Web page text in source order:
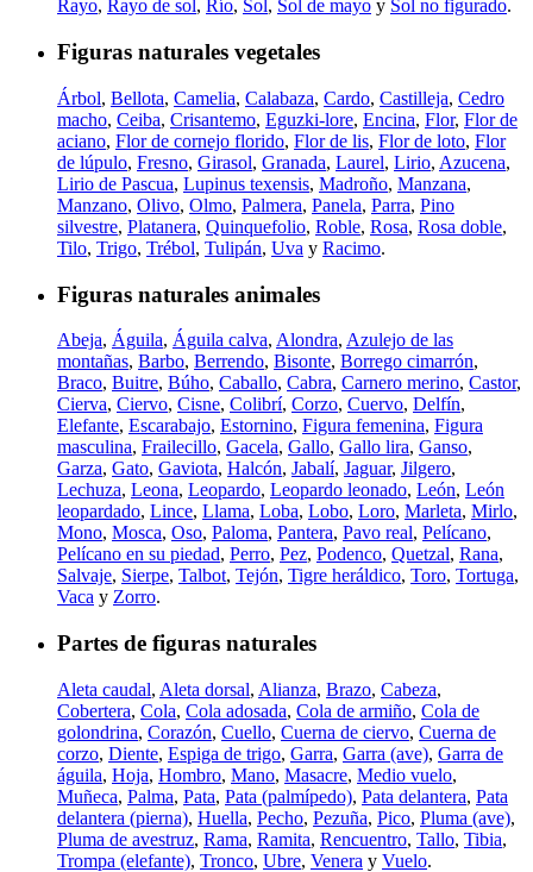
Rayo, Rayo de sol, Río, Sol, Sol de mayo y Sol no figurado.
Figuras naturales vegetales
Árbol, Bellota, Camelia, Calabaza, Cardo, Castilleja, Cedro
macho, Ceiba, Crisantemo, Eguzki-lore, Encina, Flor, Flor de
aciano, Flor de cornejo florido, Flor de lis, Flor de loto, Flor
de lúpulo, Fresno, Girasol, Granada, Laurel, Lirio, Azucena,
Lirio de Pascua, Lupinus texensis, Madroño, Manzana,
Manzano, Olivo, Olmo, Palmera, Panela, Parra, Pino
silvestre, Platanera, Quinquefolio, Roble, Rosa, Rosa doble,
Tilo, Trigo, Trébol, Tulipán, Uva y Racimo.
Figuras naturales animales
Abeja, Águila, Águila calva, Alondra, Azulejo de las
montañas, Barbo, Berrendo, Bisonte, Borrego cimarrón,
Braco, Buitre, Búho, Caballo, Cabra, Carnero merino, Castor,
Cierva, Ciervo, Cisne, Colibrí, Corzo, Cuervo, Delfín,
Elefante, Escarabajo, Estornino, Figura femenina, Figura
masculina, Frailecillo, Gacela, Gallo, Gallo lira, Ganso,
Garza, Gato, Gaviota, Halcón, Jabalí, Jaguar, Jilgero,
Lechuza, Leona, Leopardo, Leopardo leonado, León, León
leopardado, Lince, Llama, Loba, Lobo, Loro, Marleta, Mirlo,
Mono, Mosca, Oso, Paloma, Pantera, Pavo real, Pelícano,
Pelícano en su piedad, Perro, Pez, Podenco, Quetzal, Rana,
Salvaje, Sierpe, Talbot, Tejón, Tigre heráldico, Toro, Tortuga,
Vaca y Zorro.
Partes de figuras naturales
Aleta caudal, Aleta dorsal, Alianza, Brazo, Cabeza,
Cobertera, Cola, Cola adosada, Cola de armiño, Cola de
golondrina, Corazón, Cuello, Cuerna de ciervo, Cuerna de
corzo, Diente, Espiga de trigo, Garra, Garra (ave), Garra de
águila, Hoja, Hombro, Mano, Masacre, Medio vuelo,
Muñeca, Palma, Pata, Pata (palmípedo), Pata delantera, Pata
delantera (pierna), Huella, Pecho, Pezuña, Pico, Pluma (ave),
Pluma de avestruz, Rama, Ramita, Rencuentro, Tallo, Tibia,
Trompa (elefante), Tronco, Ubre, Venera y Vuelo.